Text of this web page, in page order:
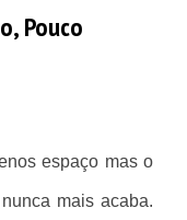
Pouco
espaço mas o
mais acaba.